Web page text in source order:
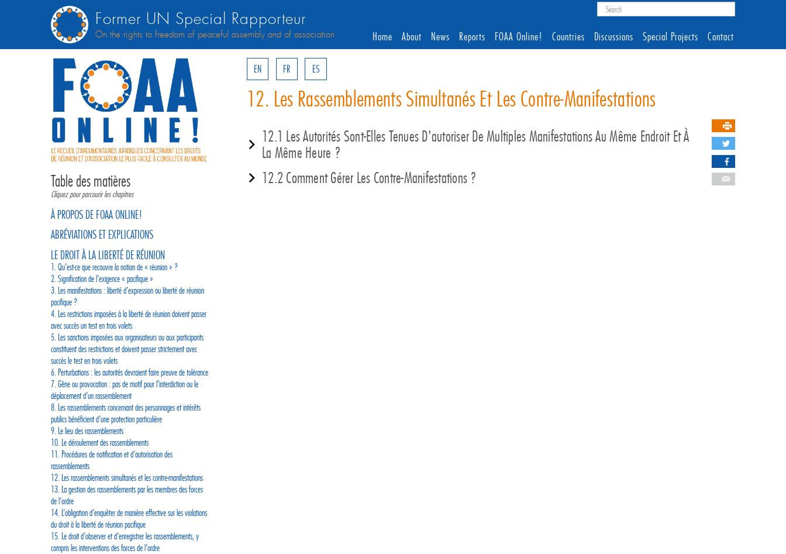
Former UN Special Rapporteur
On the rights to freedom of peaceful assembly and of association Home About News Reports FOAA Online! Countries Discussions Special Projects Contact
Table des matières
Cliquez pour parcourir les chapitres
À PROPOS DE FOAA ONLINE!
ABRÉVIATIONS ET EXPLICATIONS
LE DROIT À LA LIBERTÉ DE RÉUNION
1. Qu’est-ce que recouvre la notion de « réunion » ?
2. Signification de l’exigence « pacifique »
3. Les manifestations : liberté d’expression ou liberté de réunion
pacifique ?
4. Les restrictions imposées à la liberté de réunion doivent passer
avec succès un test en trois volets
5. Les sanctions imposées aux organisateurs ou aux participants
constituent des restrictions et doivent passer strictement avec
succès le test en trois volets
6. Perturbations : les autorités devraient faire preuve de tolérance
7. Gêne ou provocation : pas de motif pour l’interdiction ou le
déplacement d’un rassemblement
8. Les rassemblements concernant des personnages et intérêts
publics bénéficient d’une protection particulière
9. Le lieu des rassemblements
10. Le déroulement des rassemblements
11. Procédures de notification et d’autorisation des
rassemblements
12. Les rassemblements simultanés et les contre-manifestations
13. La gestion des rassemblements par les membres des forces
de l’ordre
14. L’obligation d’enquêter de manière effective sur les violations
du droit à la liberté de réunion pacifique
15. Le droit d’observer et d’enregistrer les rassemblements, y
compris les interventions des forces de l’ordre
EN FR ES
12. Les Rassemblements Simultanés Et Les Contre-Manifestations
12.1 Les Autorités Sont-Elles Tenues D'autoriser De Multiples Manifestations Au Même Endroit Et À
La Même Heure ?
12.2 Comment Gérer Les Contre-Manifestations ?